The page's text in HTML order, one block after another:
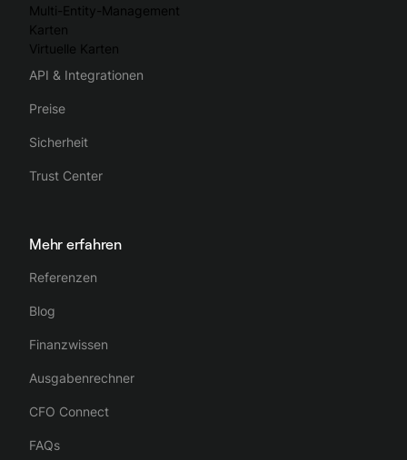
Multi-Entity-Management
Karten
Virtuelle Karten
API & Integrationen
Preise
Sicherheit
Trust Center
Mehr erfahren
Referenzen
Blog
Finanzwissen
Ausgabenrechner
CFO Connect
FAQs